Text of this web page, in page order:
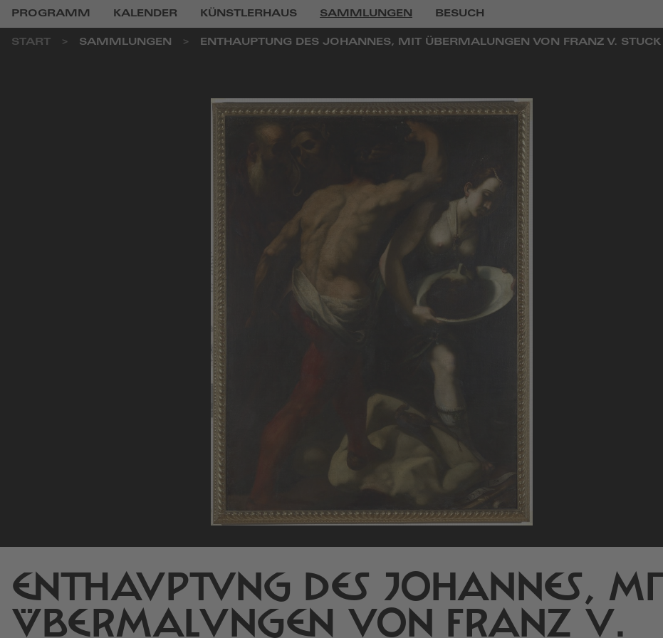
PROGRAMM KALENDER KÜNSTLERHAUS SAMMLUNGEN BESUCH
START SAMMLUNGEN ENTHAUPTUNG DES JOHANNES, MIT ÜBERMALUNGEN VON FRANZ V. STUCK
ENTHAUPTUNG DES JOHANNES,
ÜBERMALUNGEN VON FRANZ V.